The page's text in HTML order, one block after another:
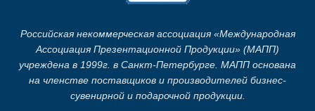
Российская некоммерческая ассоциация «Международная
Ассоциация Презентационной Продукции» (МАПП)
учреждена в 1999г. в Санкт-Петербурге. МАПП основана
на членстве поставщиков и производителей бизнес-
сувенирной и подарочной продукции.